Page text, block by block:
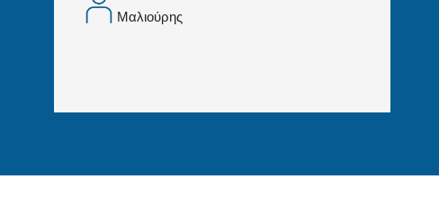
Μαλιούρης